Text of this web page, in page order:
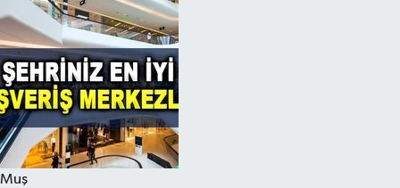
Muş